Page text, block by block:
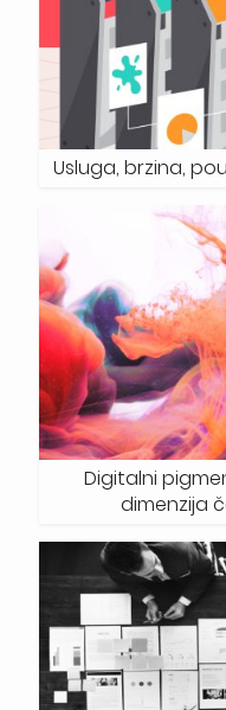
Usluga, brzina,
Digitalni
dimenzija